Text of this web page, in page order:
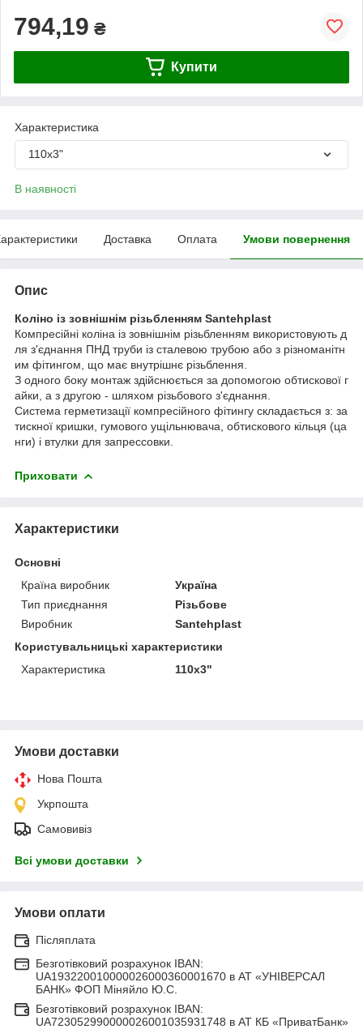
794,19 ₴
Купити
Характеристика
110х3"
В наявності
Доставка Оплата Умови повернення
Опис
Коліно із зовнішнім різьбленням Santehplast
Компресійні коліна із зовнішнім різьбленням використовують д
ля з'єднання ПНД труби із сталевою трубою або з різноманітн
им фітингом, що має внутрішнє різьблення.
З одного боку монтаж здійснюється за допомогою обтискової г
айки, а з другою - шляхом різьбового з'єднання.
Система герметизації компресійного фітингу складається з: за
тискної кришки, гумового ущільнювача, обтискового кільця (ца
нги) і втулки для запрессовки.
Приховати
Характеристики
Основні
Країна виробник
Україна
Тип приєднання
Різьбове
Виробник
Santehplast
Користувальницькі характеристики
Характеристика
110х3"
Умови доставки
Нова Пошта
Укрпошта
Самовивіз
Всі умови доставки
Умови оплати
Післяплата
Безготівковий розрахунок IBAN:
UA193220010000026000360001670 в АТ «УНІВЕРСАЛ
БАНК» ФОП Міняйло Ю.С.
Безготівковий розрахунок IBAN:
UA723052990000026001035931748 в АТ КБ «ПриватБанк»